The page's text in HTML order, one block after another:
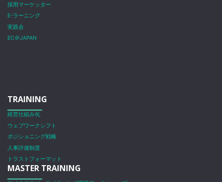
採用マーケッター
E-ラーニング
実践会
EC＠JAPAN
TRAINING
経営仕組み化
ウェブワークシフト
ポジショニング戦略
人事評価制度
トラストフォーマット
MASTER TRAINING